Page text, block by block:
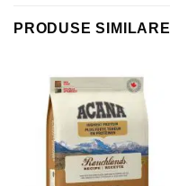
PRODUSE SIMILARE